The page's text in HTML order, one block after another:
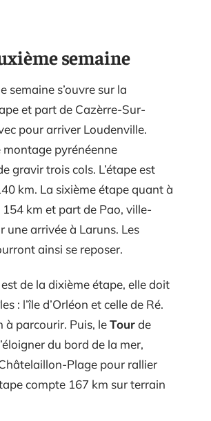
semaine
semaine s’ouvre sur la
et part de Cazèrre-Sur-
pour arriver Loudenville.
montage pyrénéenne
gravir trois cols. L’étape est
km. La sixième étape quant à
km et part de Pao, ville-
une arrivée à Laruns. Les
ainsi se reposer.
de la dixième étape, elle doit
: l’île d’Orléon et celle de Ré.
à parcourir. Puis, leTourde
du bord de la mer,
Plage pour rallier
compte 167 km sur terrain